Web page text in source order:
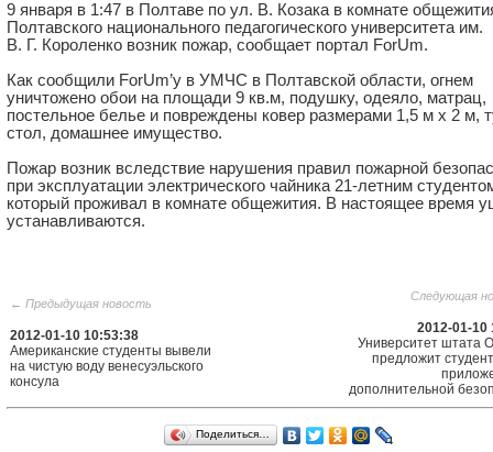
9 января в 1:47 в Полтаве по ул. В. Козака в комнате
Полтавского национального педагогического университета им.
В. Г. Короленко возник пожар, сообщает портал ForUm.
Как сообщили ForUm’у в УМЧС в Полтавской области, огнем
уничтожено обои на площади 9 кв.м, подушку, одеяло, матрац,
постельное белье и повреждены ковер размерами 1,5 м х 2 м,
стол, домашнее имущество.
Пожар возник вследствие нарушения правил пожарной
при эксплуатации электрического чайника 21-летним
который проживал в комнате общежития. В настоящее время
устанавливаются.
← Предыдущая новость
2012-01-10 10:53:38
Американские студенты вывели
на чистую воду венесуэльского
консула
Следующая
2012-01-10
Университет штата
предложит
дополнительной
Поделиться…